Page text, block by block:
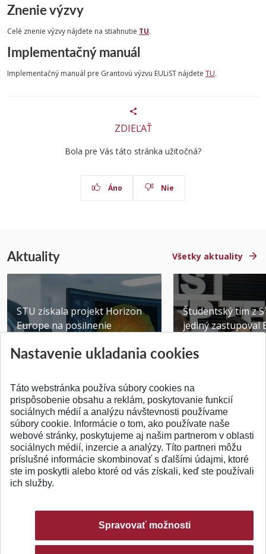
Znenie výzvy
Celé znenie výzvy nájdete na stiahnutie TU.
Implementačný manuál
Implementačný manuál pre Grantovú výzvu EULiST nájdete TU.
ZDIEĽAŤ
Bola pre Vás táto stránka užitočná?
Áno Nie
Aktuality Všetky aktuality
STU získala projekt Horizon
Europe na posilnenie
Publikované 31.07.2026
Študentský tím z
jediný zastupoval
Publikované
SPÄŤ NA VRCH
Nastavenie ukladania cookies
Táto webstránka používa súbory cookies na
prispôsobenie obsahu a reklám, poskytovanie funkcií
sociálnych médií a analýzu návštevnosti používame
súbory cookie. Informácie o tom, ako používate naše
webové stránky, poskytujeme aj našim partnerom v oblasti
sociálnych médií, inzercie a analýzy. Títo partneri môžu
príslušné informácie skombinovať s ďalšími údajmi, ktoré
ste im poskytli alebo ktoré od vás získali, keď ste používali
ich služby.
Spravovať možnosti